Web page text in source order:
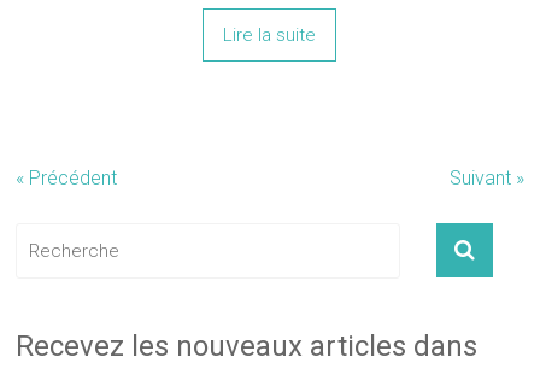
Lire la suite
« Précédent Suivant »
Recevez les nouveaux articles dans